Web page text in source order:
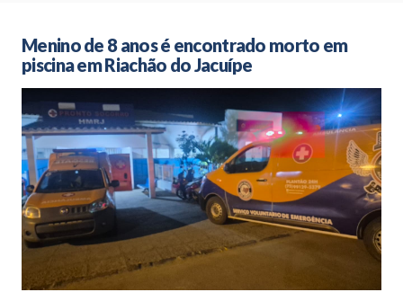
Menino de 8 anos é encontrado morto em
piscina em Riachão do Jacuípe